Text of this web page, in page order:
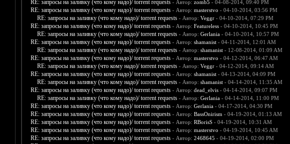
RE: запросы на заливку (что кому надо)/ torrent requests - Автор: zomb5 - 04-08-2014, 09:40 PM
RE: запросы на заливку (что кому надо)/ torrent requests - Автор: masterstvo - 04-10-2014, 03:56 PM
RE: запросы на заливку (что кому надо)/ torrent requests - Автор: Veggr- 04-10-2014, 07:29 PM
RE: запросы на заливку (что кому надо)/ torrent requests - Автор: Featureless- 04-10-2014, 10:45 PM
RE: запросы на заливку (что кому надо)/ torrent requests - Автор: Gerlania- 04-10-2014, 10:57 PM
RE: запросы на заливку (что кому надо)/ torrent requests - Автор: shamanist- 04-11-2014, 12:01 AM
RE: запросы на заливку (что кому надо)/ torrent requests - Автор: shamanist- 12-08-2014, 01:09 AM
RE: запросы на заливку (что кому надо)/ torrent requests - Автор: masterstvo - 04-12-2014, 06:47 AM
RE: запросы на заливку (что кому надо)/ torrent requests - Автор: Veggr- 04-12-2014, 09:14 AM
RE: запросы на заливку (что кому надо)/ torrent requests - Автор: shamanist- 04-13-2014, 04:09 PM
RE: запросы на заливку (что кому надо)/ torrent requests - Автор: shamanist- 04-14-2014, 11:35 AM
RE: запросы на заливку (что кому надо)/ torrent requests - Автор: dead_elvis- 04-14-2014, 09:07 PM
RE: запросы на заливку (что кому надо)/ torrent requests - Автор: Gerlania- 04-14-2014, 11:00 PM
RE: запросы на заливку (что кому надо)/ torrent requests - Автор: Gerlania- 04-17-2014, 04:30 PM
RE: запросы на заливку (что кому надо)/ torrent requests - Автор: BassOnirism - 04-19-2014, 01:13 AM
RE: запросы на заливку (что кому надо)/ torrent requests - Автор: RBorisS- 04-19-2014, 10:31 AM
RE: запросы на заливку (что кому надо)/ torrent requests - Автор: masterstvo - 04-19-2014, 10:45 AM
RE: запросы на заливку (что кому надо)/ torrent requests - Автор: 2468645 - 04-19-2014, 02:00 PM